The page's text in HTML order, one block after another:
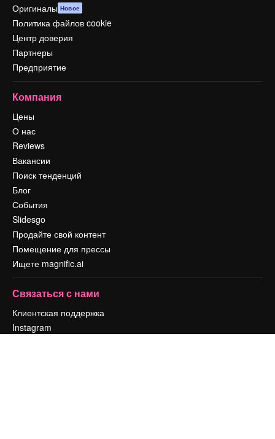
Оригиналы Новое
Политика файлов cookie
Центр доверия
Партнеры
Предприятие
Компания
Цены
О нас
Reviews
Вакансии
Поиск тенденций
Блог
События
Slidesgo
Продайте свой контент
Помещение для прессы
Ищете magnific.ai
Связаться с нами
Клиентская поддержка
Instagram